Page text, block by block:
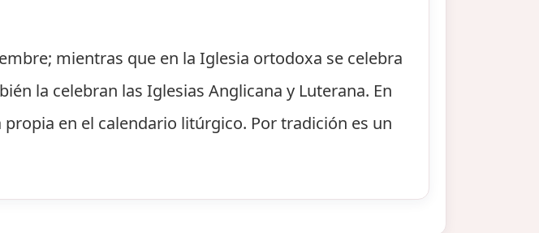
mientras que en la Iglesia ortodoxa se celebra
la celebran las Iglesias Anglicana y Luterana. En
en el calendario litúrgico. Por tradición es un